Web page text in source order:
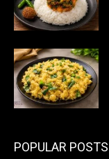
POPULAR POSTS